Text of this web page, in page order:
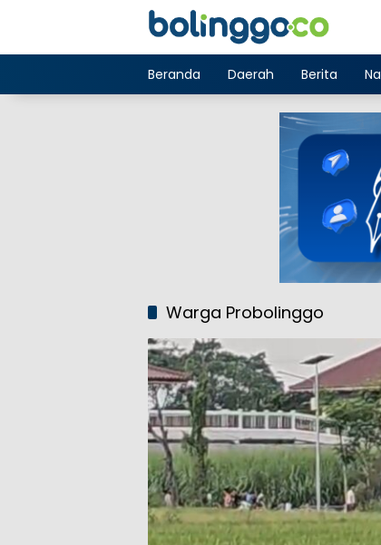
Beranda Daerah Berita
Warga Probolinggo